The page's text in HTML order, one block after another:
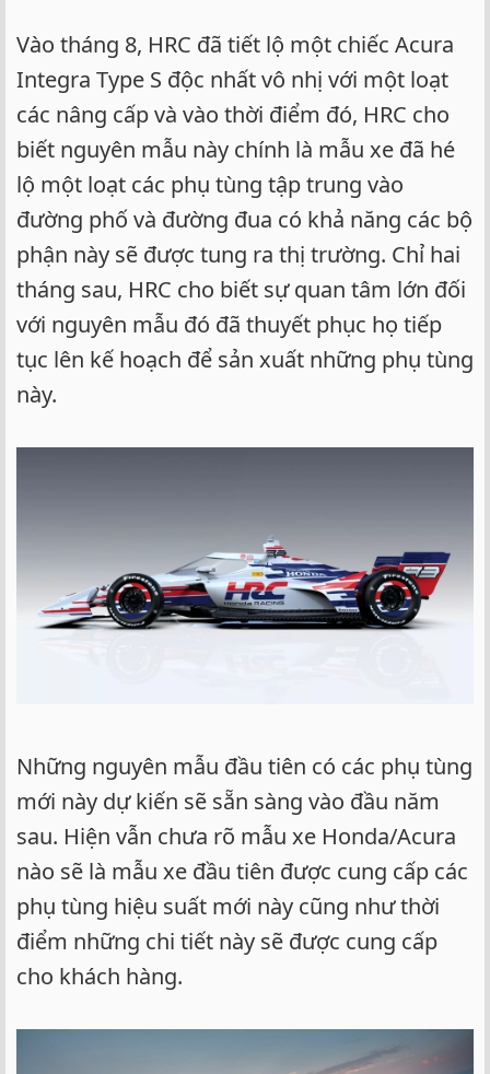
Vào tháng 8, HRC đã tiết lộ một chiếc Acura
Integra Type S độc nhất vô nhị với một loạt
các nâng cấp và vào thời điểm đó, HRC cho
biết nguyên mẫu này chính là mẫu xe đã hé
lộ một loạt các phụ tùng tập trung vào
đường phố và đường đua có khả năng các bộ
phận này sẽ được tung ra thị trường. Chỉ hai
tháng sau, HRC cho biết sự quan tâm lớn đối
với nguyên mẫu đó đã thuyết phục họ tiếp
tục lên kế hoạch để sản xuất những phụ tùng
này.
Những nguyên mẫu đầu tiên có các phụ tùng
mới này dự kiến sẽ sẵn sàng vào đầu năm
sau. Hiện vẫn chưa rõ mẫu xe Honda/Acura
nào sẽ là mẫu xe đầu tiên được cung cấp các
phụ tùng hiệu suất mới này cũng như thời
điểm những chi tiết này sẽ được cung cấp
cho khách hàng.